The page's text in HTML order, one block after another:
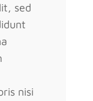
sed
nisi